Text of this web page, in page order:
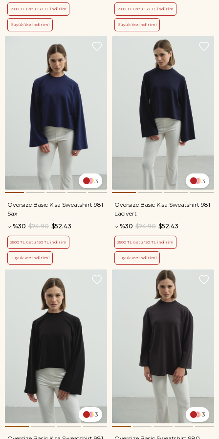
2500 TL üstü 150 TL indirim
Büyük Yaz İndirimi
2500 TL üstü 150 TL indirim
Büyük Yaz İndirimi
3
Oversize Basic Kısa Sweatshirt 981
Sax
%30
$52.43
$74.90
2500 TL üstü 150 TL indirim
Büyük Yaz İndirimi
3
Oversize Basic Kısa Sweatshirt 981
Lacivert
%30
$52.43
$74.90
2500 TL üstü 150 TL indirim
Büyük Yaz İndirimi
3 3